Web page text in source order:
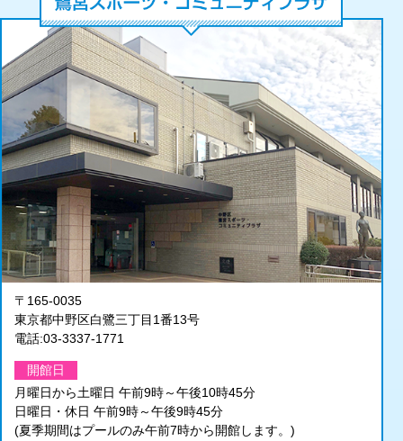
〒165-0035
東京都中野区白鷺三丁目1番13号
電話:03-3337-1771
開館日
月曜日から土曜日 午前9時～午後10時45分
日曜日・休日 午前9時～午後9時45分
(夏季期間はプールのみ午前7時から開館します。)